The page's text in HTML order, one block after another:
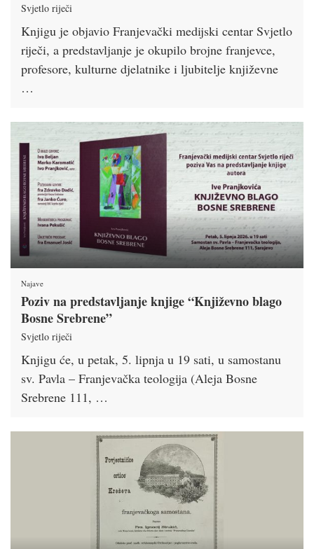
Svjetlo riječi
Knjigu je objavio Franjevački medijski centar Svjetlo
riječi, a predstavljanje je okupilo brojne franjevce,
profesore, kulturne djelatnike i ljubitelje književne
…
Najave
Poziv na predstavljanje knjige “Književno blago
Bosne Srebrene”
Svjetlo riječi
Knjigu će, u petak, 5. lipnja u 19 sati, u samostanu
sv. Pavla – Franjevačka teologija (Aleja Bosne
Srebrene 111, …